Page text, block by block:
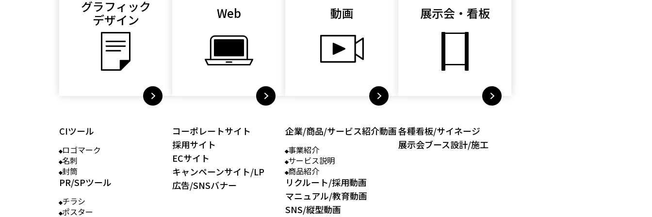
グラフィック
デザイン
CIツール
ロゴマーク
名刺
封筒
PR/SPツール
チラシ
ポスター
Web
コーポレートサイト
採用サイト
ECサイト
キャンペーンサイト/LP
広告/SNSバナー
動画
企業/商品/サービス紹介動画
事業紹介
サービス説明
商品紹介
リクルート/採用動画
マニュアル/教育動画
SNS/縦型動画
展示会・看板
各種看板/サイネージ
展示会ブース設計/施工